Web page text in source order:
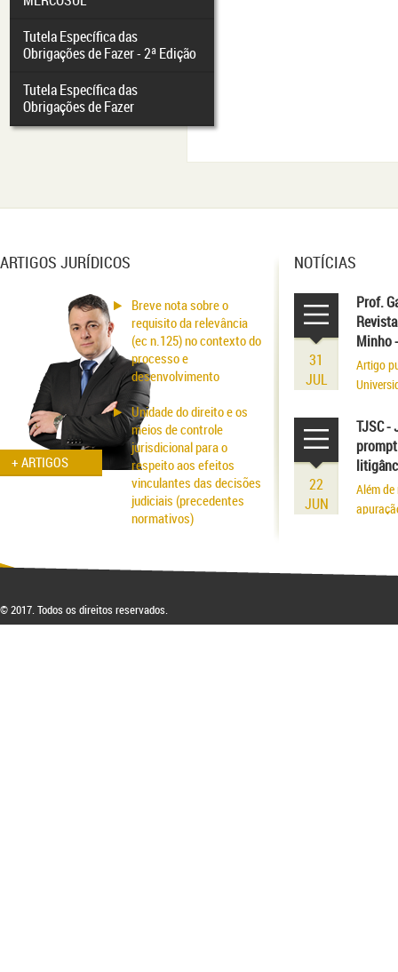
Tutela Específica das
Obrigações de Fazer - 2ª Edição
Tutela Específica das
Obrigações de Fazer
ARTIGOS JURÍDICOS
+ ARTIGOS
Breve nota sobre o
requisito da relevância
(ec n.125) no contexto do
processo e
desenvolvimento
Unidade do direito e os
meios de controle
jurisdicional para o
respeito aos efeitos
vinculantes das decisões
judiciais (precedentes
normativos)
fraude patrimonial: da
respectiva blindagem
NOTÍCIAS
31
JUL
Prof.
Minho
Artigo
22
JUN
TJSC -
Além
© 2017. Todos os direitos reservados.